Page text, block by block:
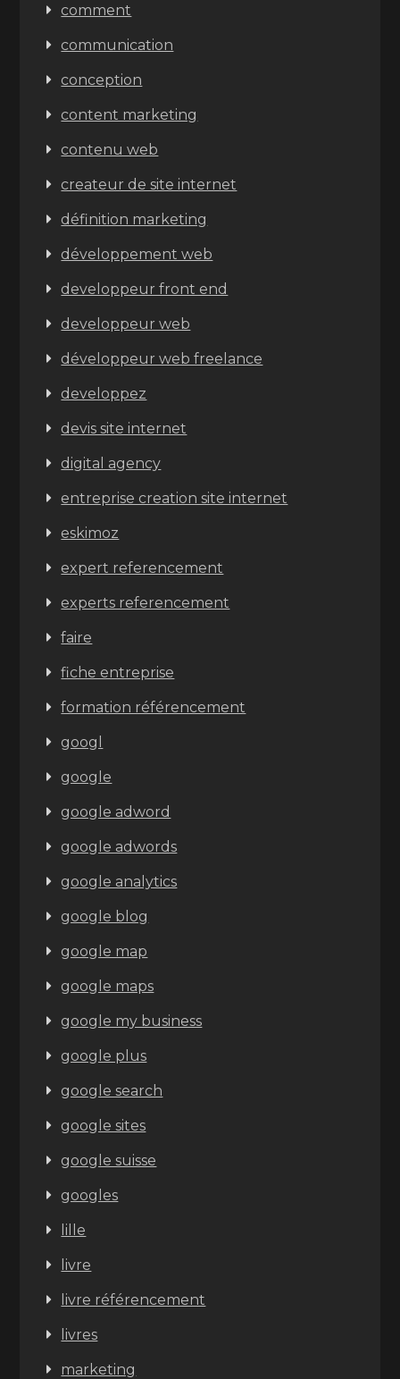
comment
communication
conception
content marketing
contenu web
createur de site internet
définition marketing
développement web
developpeur front end
developpeur web
développeur web freelance
developpez
devis site internet
digital agency
entreprise creation site internet
eskimoz
expert referencement
experts referencement
faire
fiche entreprise
formation référencement
googl
google
google adword
google adwords
google analytics
google blog
google map
google maps
google my business
google plus
google search
google sites
google suisse
googles
lille
livre
livre référencement
livres
marketing